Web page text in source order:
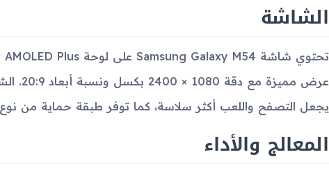
الشاشة
يجعل التصفح واللعب أكثر سلاسة، كما توفر طبقة حماية من نوع Gorilla Glass 5 لمزيد من المتانة.
المعالج والأداء